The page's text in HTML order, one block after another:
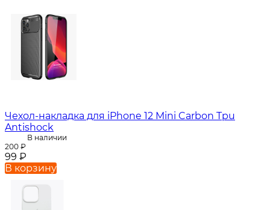
Чехол-накладка для iPhone 12 Mini Carbon Tpu
Antishock
В наличии
200 ₽
99 ₽
В корзину